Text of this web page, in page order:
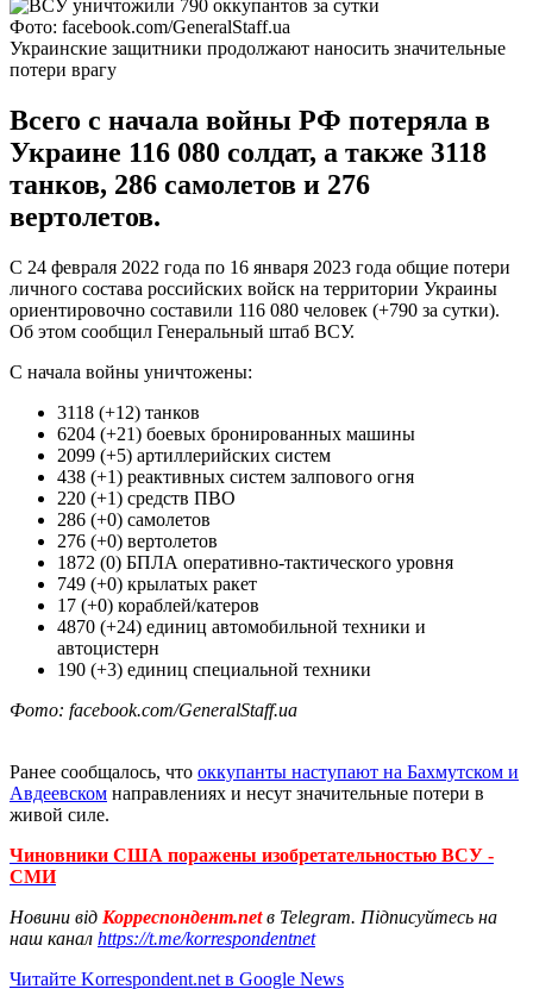
Фото: facebook.com/GeneralStaff.ua
Украинские защитники продолжают наносить значительные
потери врагу
Всего с начала войны РФ потеряла в
Украине 116 080 солдат, а также 3118
танков, 286 самолетов и 276
вертолетов.
С 24 февраля 2022 года по 16 января 2023 года общие потери
личного состава российских войск на территории Украины
ориентировочно составили 116 080 человек (+790 за сутки).
Об этом сообщил Генеральный штаб ВСУ.
С начала войны уничтожены:
3118 (+12) танков
6204 (+21) боевых бронированных машины
2099 (+5) артиллерийских систем
438 (+1) реактивных систем залпового огня
220 (+1) средств ПВО
286 (+0) самолетов
276 (+0) вертолетов
1872 (0) БПЛА оперативно-тактического уровня
749 (+0) крылатых ракет
17 (+0) кораблей/катеров
4870 (+24) единиц автомобильной техники и
автоцистерн
190 (+3) единиц специальной техники
Фото: facebook.com/GeneralStaff.ua
Ранее сообщалось, что оккупанты наступают на Бахмутском и
Авдеевском направлениях и несут значительные потери в
живой силе.
Чиновники США поражены изобретательностью ВСУ -
СМИ
Новини від Корреспондент.netв Telegram. Підписуйтесь на
наш канал https://t.me/korrespondentnet
Читайте Korrespondent.net в Google News